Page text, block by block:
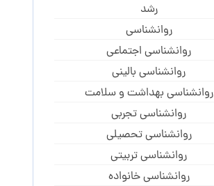
رشد
روانشناسی
روانشناسی اجتماعی
روانشناسی بالینی
روانشناسی بهداشت و سلامت
روانشناسی تجربی
روانشناسی تحصیلی
روانشناسی تربیتی
روانشناسی خانواده